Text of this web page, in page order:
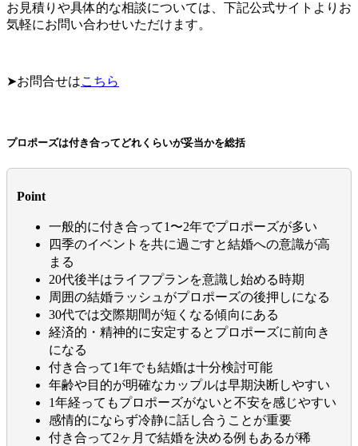
お見積りや具体的な相談については、下記公式サイトよりお
気軽にお問い合わせいただけます。
➤お問合せはこちら
プロポーズは付き合ってどれくらいが妥当かを総括
Point
一般的に付き合って1〜2年でプロポーズが多い
四季のイベントを共に過ごすと結婚への意識が高
まる
20代後半はライフプランを意識し始める時期
周囲の結婚ラッシュがプロポーズの後押しになる
30代では交際期間が短くなる傾向にある
経済的・精神的に安定するとプロポーズに前向き
になる
付き合って1年でも結婚は十分検討可能
年齢や目的が明確なカップルは早期決断しやすい
1年経ってもプロポーズがないと不安を感じやすい
感情的にならず冷静に話し合うことが重要
付き合って2ヶ月で結婚を決める例もあるが稀